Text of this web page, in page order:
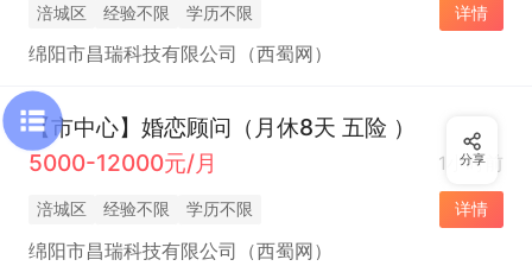
涪城区 经验不限 学历不限 详情
绵阳市昌瑞科技有限公司（西蜀网）
【市中心】婚恋顾问（月休8天 五险 ）
5000-12000元/月
1小时前
涪城区 经验不限 学历不限 详情
绵阳市昌瑞科技有限公司（西蜀网）
分享